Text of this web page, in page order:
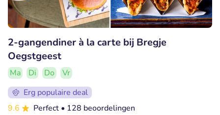
2-gangendiner à la carte bij Bregje
Oegstgeest
Ma Di Do
Vr
Erg populaire deal
9.6
Perfect • 128 beoordelingen